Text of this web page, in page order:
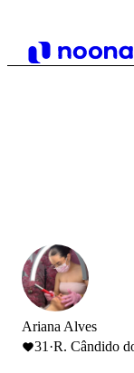
Ariana Alves
31 ·R. Cândido